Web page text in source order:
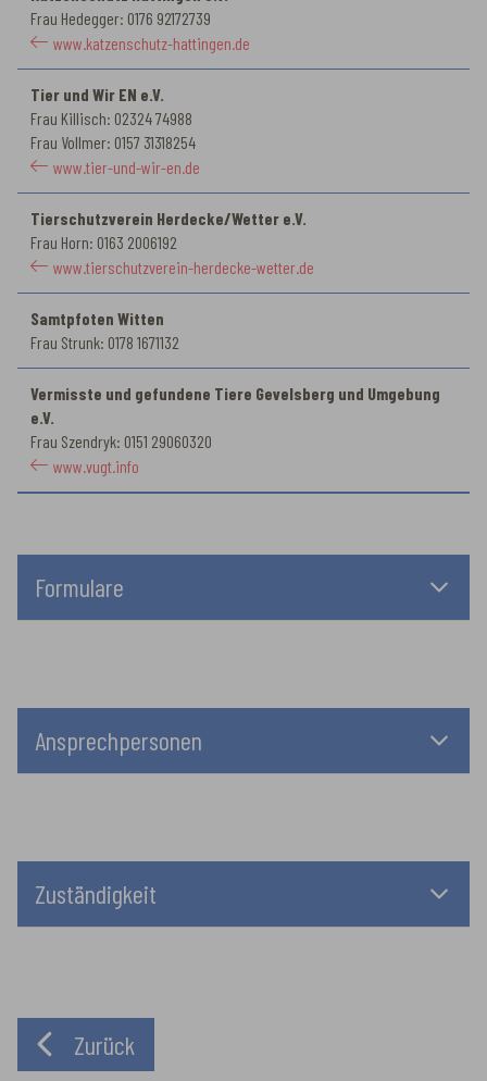
Frau Hedegger: 0176 92172739
www.katzenschutz-hattingen.de
Tier und Wir EN e.V.
Frau Killisch: 02324 74988
Frau Vollmer: 0157 31318254
www.tier-und-wir-en.de
Tierschutzverein Herdecke/Wetter e.V.
Frau Horn: 0163 2006192
www.tierschutzverein-herdecke-wetter.de
Samtpfoten Witten
Frau Strunk: 0178 1671132
Vermisste und gefundene Tiere Gevelsberg und Umgebung
e.V.
Frau Szendryk: 0151 29060320
www.vugt.info
Formulare
Ansprechpersonen
Zuständigkeit
Zurück